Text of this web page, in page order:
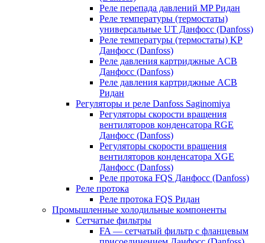
Реле перепада давлений MP Ридан
Реле температуры (термостаты)
универсальные UT Данфосс (Danfoss)
Реле температуры (термостаты) KP
Данфосс (Danfoss)
Реле давления картриджные ACB
Данфосс (Danfoss)
Реле давления картриджные ACB
Ридан
Регуляторы и реле Danfoss Saginomiya
Регуляторы скорости вращения
вентиляторов конденсатора RGE
Данфосс (Danfoss)
Регуляторы скорости вращения
вентиляторов конденсатора XGE
Данфосс (Danfoss)
Реле протока FQS Данфосс (Danfoss)
Реле протока
Реле протока FQS Ридан
Промышленные холодильные компоненты
Сетчатые фильтры
FA — сетчатый фильтр с фланцевым